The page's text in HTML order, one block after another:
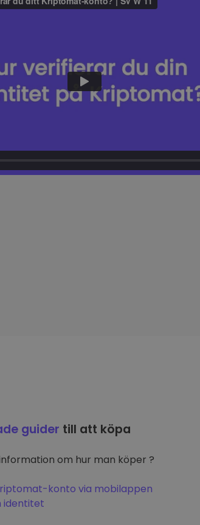
guider till att köpa
om hur man köper ?
konto via mobilappen
identitet